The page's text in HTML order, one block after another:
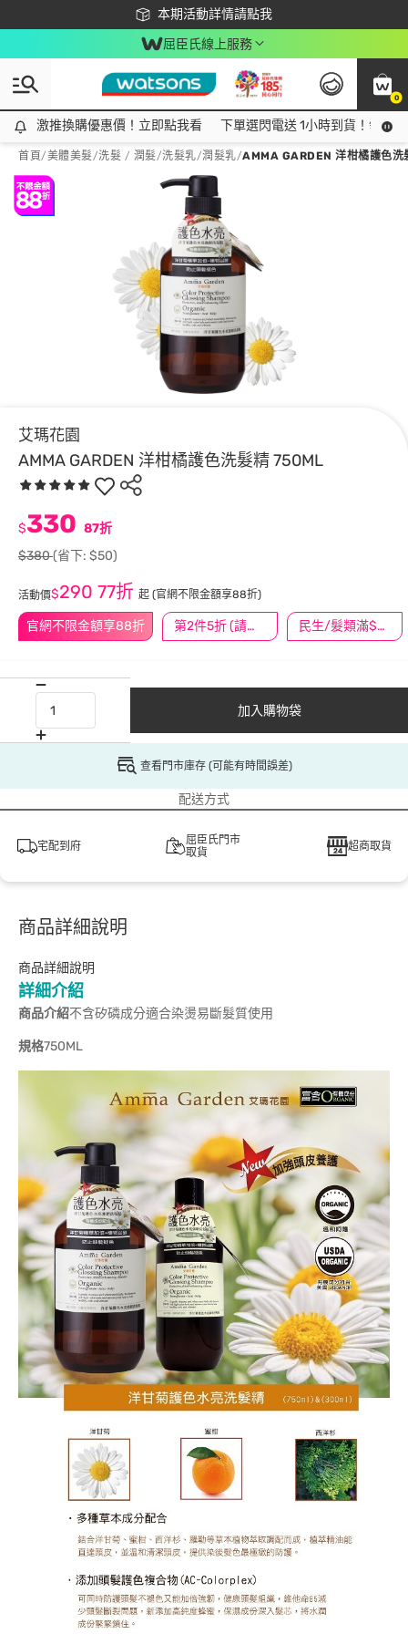
本期活動詳情請點我
下載app最高回饋$350
屈臣氏線上服務
0
激推換購優惠價！立即點我看
激推換購優惠價！立即點我看 下單選閃電送 1小時到貨！領神
首頁/美體美髮/洗髮 / 潤髮/洗髮乳/潤髮乳/AMMA GARDEN 洋柑橘護色
艾瑪花園
AMMA GARDEN 洋柑橘護色洗髮精 750ML
官網不限金額享88折 第2件5折 (請任選2件商品) 民生/髮類滿$388送舒潔冰巾
$330 87折
$380(省下: $50)
活動價$290 77折 起 (官網不限金額享88折)
加入購物袋
查看門市庫存 (可能有時間誤差)
配送方式
宅配到府
屈臣氏門市
取貨
超商取貨
商品詳細說明
商品詳細說明
詳細介紹
商品介紹不含矽磷成分適合染燙易斷髮質使用
規格750ML